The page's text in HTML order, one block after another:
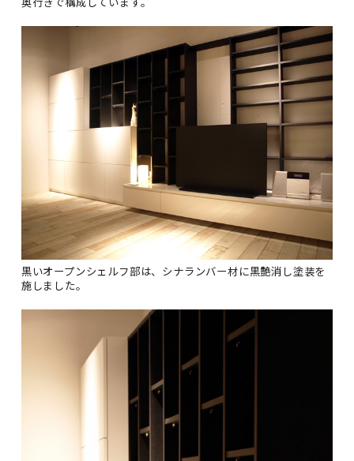
黒いオープンシェルフ部は、シナランバー材に黒艶消し塗装を
施しました。